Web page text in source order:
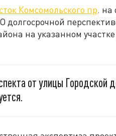
Комсомольского пр. на
долгосрочной
на указанном
от улицы Городской